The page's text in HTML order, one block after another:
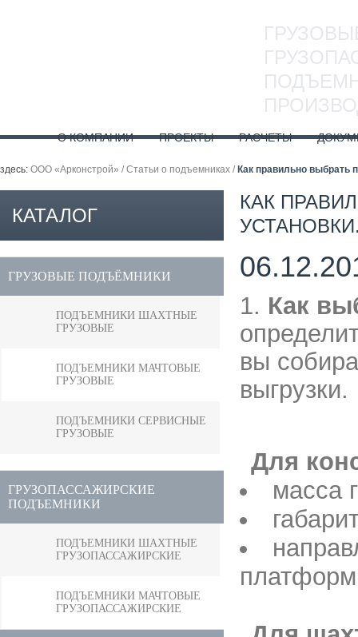
О КОМПАНИИ ПРОЕКТЫ РАСЧЕТЫ
здесь: ООО «Арконстрой» /Статьи о подъемниках / Как правильно выбрать
КАТАЛОГ
ПРОДУКЦИИ
ГРУЗОВЫЕ ПОДЪЁМНИКИ
ПОДЪЕМНИКИ ШАХТНЫЕ
ГРУЗОВЫЕ
ПОДЪЕМНИКИ МАЧТОВЫЕ
ГРУЗОВЫЕ
ПОДЪЕМНИКИ СЕРВИСНЫЕ
ГРУЗОВЫЕ
ГРУЗОПАССАЖИРСКИЕ
ПОДЪЕМНИКИ
ПОДЪЕМНИКИ ШАХТНЫЕ
ГРУЗОПАССАЖИРСКИЕ
ПОДЪЕМНИКИ МАЧТОВЫЕ
ГРУЗОПАССАЖИРСКИЕ
КАК
1. Как
вы
выгрузки.
Для
масса